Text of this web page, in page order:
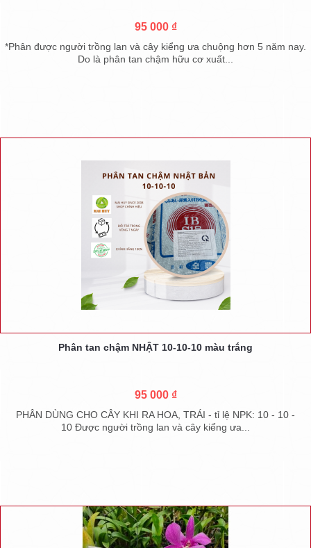
95 000 ₫
*Phân được người trồng lan và cây kiểng ưa chuộng hơn 5 năm nay.
Do là phân tan chậm hữu cơ xuất...
Phân tan chậm NHẬT 10-10-10 màu trắng
95 000 ₫
PHÂN DÙNG CHO CÂY KHI RA HOA, TRÁI - tỉ lệ NPK: 10 - 10 -
10 Được người trồng lan và cây kiểng ưa...